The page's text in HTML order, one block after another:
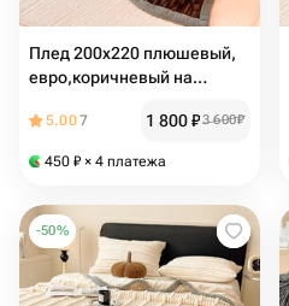
Плед 200х220 плюшевый,
евро,коричневый на
5.007 1 800₽3 600₽
450 ₽ × 4 платежа
-50%